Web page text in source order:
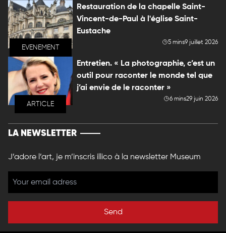
EVENEMENT
Restauration de la chapelle Saint-
Vincent-de-Paul à l'église Saint-
Eustache
5 mins9 juillet 2026
ARTICLE
Entretien. « La photographie, c’est un
outil pour raconter le monde tel que
j’ai envie de le raconter »
6 mins29 juin 2026
LA NEWSLETTER
J’adore l’art, je m’inscris illico à la newsletter Museum
Send